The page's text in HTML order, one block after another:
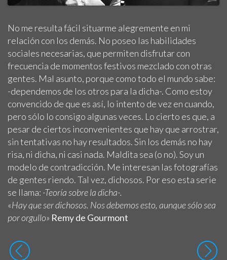
No me resulta fácil situarme alegremente en mi
relación con los demás. No poseo las habilidades
sociales necesarias, que permiten disfrutar con
frecuencia de momentos festivos mezclado con otras
gentes. Mal asunto, porque como todo el mundo sabe:
-dependemos de los otros para la dicha-. Como estoy
convencido de que es así, lo intento de vez en cuando,
pero sólo lo consigo algunas veces. Lo cierto es que, a
pesar de ciertos inconvenientes que hay que arrostrar,
sin tentativas no hay resultados. Sin los demás no hay
risa, ni dicha, ni casi nada. Maldita sea (o no). Soy un
modelo de contradicción. Me interesan las fotografías
de gentes riendo. Tal vez, dichosos. Por eso esta serie
se llama: -Teoría sobre la dicha-.
«Hay que ser dichosos. Nos debemos esto, aunque sólo sea
por orgullo» Remy de Gourmont